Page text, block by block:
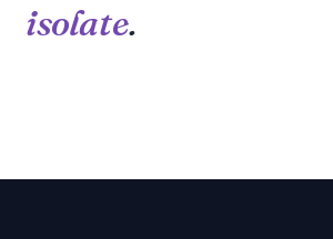
isolate.